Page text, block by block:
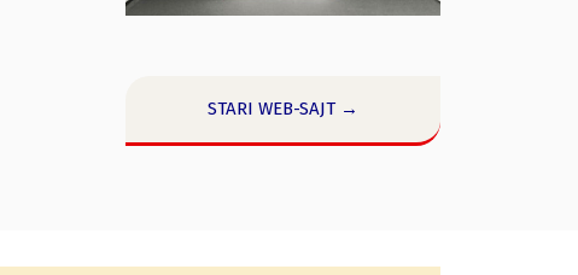
STARI WEB-SAJT →